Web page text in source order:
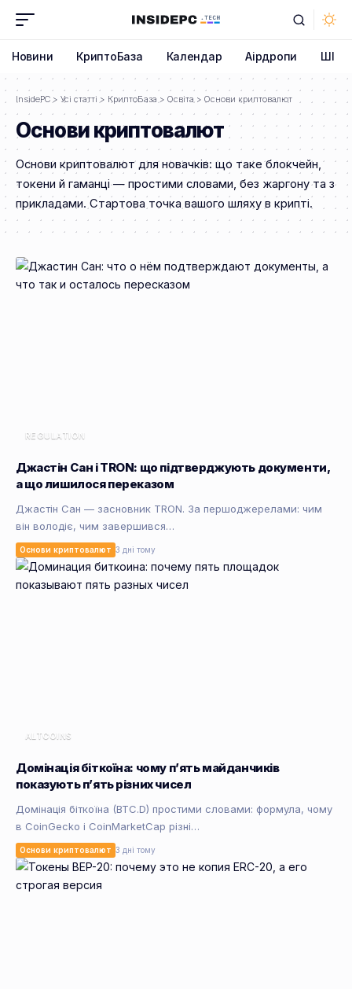
Новини КриптоБаза Календар Аірдропи ШІ
InsidePC > Усі статті > КриптоБаза > Освіта> Основи криптовалют
Основи криптовалют
Основи криптовалют для новачків: що таке блокчейн,
токени й гаманці — простими словами, без жаргону та з
прикладами. Стартова точка вашого шляху в крипті.
REGULATION
Джастін Сан і TRON: що підтверджують документи,
а що лишилося переказом
Джастін Сан — засновник TRON. За першоджерелами: чим
він володіє, чим завершився…
Основи криптовалют 3 дні тому
ALTCOINS
Домінація біткоїна: чому п’ять майданчиків
показують п’ять різних чисел
Домінація біткоїна (BTC.D) простими словами: формула, чому
в CoinGecko і CoinMarketCap різні…
Основи криптовалют 3 дні тому